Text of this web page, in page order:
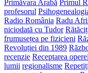
Primăvara Arabă Primul
profesorul
Radio România Radu
niciodată cu Tudor
frumusețea pe fizicieni
Revoluției din 1989
recenzie Receptarea operei
lumii regionalisme